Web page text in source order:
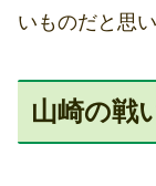
いものだと思い
山崎の戦